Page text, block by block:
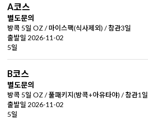
A코스
별도문의
방콕 5일 OZ / 마이스팩(식사제외) / 참관3일
출발일 2026-11-02
5일
B코스
별도문의
방콕 5일 OZ / 풀패키지(방콕+아유타야) / 참관1일
출발일 2026-11-02
5일